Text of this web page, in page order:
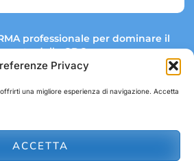
Privacy
una migliore esperienza di navigazione. Accetta
ACCETTA
professionale per dominare il
della GDO.
abbonamenti@gdodata.it